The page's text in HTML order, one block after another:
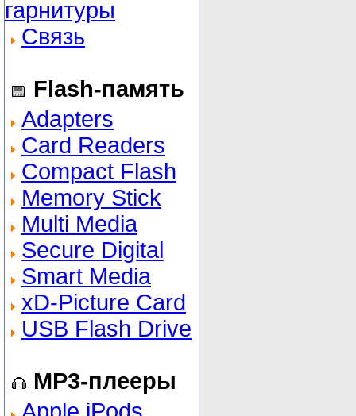
гарнитуры
Связь
Flash-память
Adapters
Card Readers
Compact Flash
Memory Stick
Multi Media
Secure Digital
Smart Media
xD-Picture Card
USB Flash Drive
MP3-плееры